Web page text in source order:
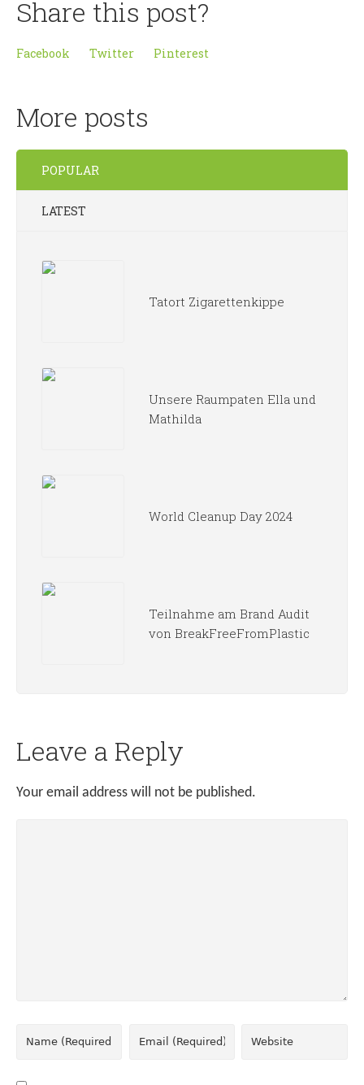
Share this post?
Facebook Twitter Pinterest
More posts
POPULAR
LATEST
Tatort Zigarettenkippe
Unsere Raumpaten Ella und
Mathilda
World Cleanup Day 2024
Teilnahme am Brand Audit
von BreakFreeFromPlastic
Leave a Reply
Your email address will not be published.